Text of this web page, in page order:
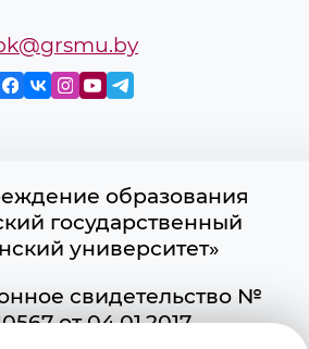
образования
государственный
университет»
свидетельство №
от 04.01.2017